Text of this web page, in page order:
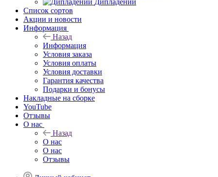
Дипладении
Список сортов
Акции и новости
Информация
Назад
Информация
Условия заказа
Условия оплаты
Условия доставки
Гарантия качества
Подарки и бонусы
Накладные на сборке
YouTube
Отзывы
О нас
Назад
О нас
О нас
Отзывы